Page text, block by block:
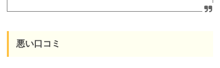
悪い口コミ